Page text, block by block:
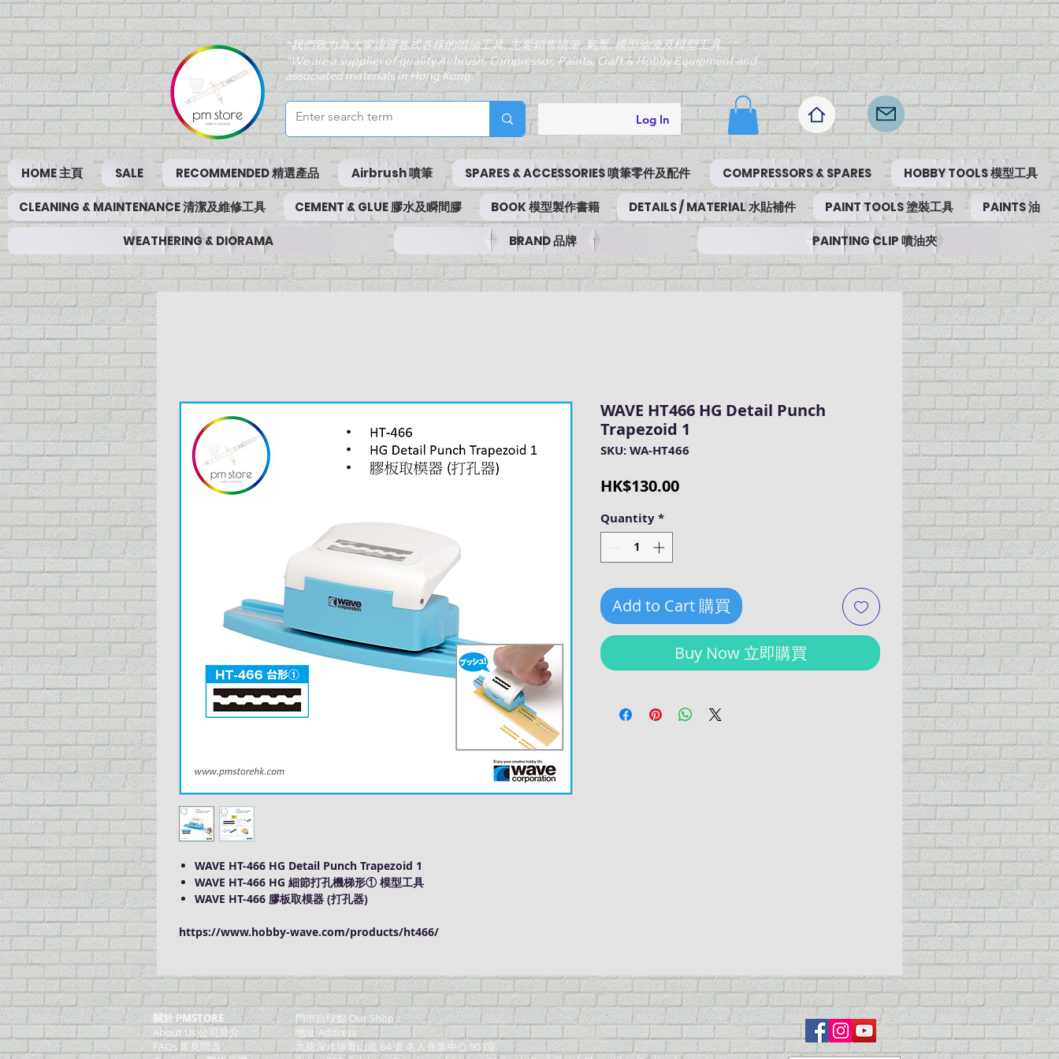
"我們致力為大家搜羅各式各樣的噴油工具, 主要銷售噴筆, 氣泵, 模型油漆及模型工具。"
"We are a supplier of quality Airbrush, Compressor, Paints, Craft & Hobby Equipment and
associated materials in Hong Kong."
Log In
HOME 主頁 SALE RECOMMENDED 精選產品 Airbrush 噴筆 SPARES & ACCESSORIES 噴筆零件及配件 COMPRESSORS & SPARES HOBBY TOOLS 模型工具
CLEANING & MAINTENANCE 清潔及維修工具 CEMENT & GLUE 膠水及瞬間膠 BOOK 模型製作書籍 DETAILS / MATERIAL 水貼補件 PAINT TOOLS 塗裝工具 PAINTS 油
WEATHERING & DIORAMA BRAND 品牌 PAINTING CLIP 噴油夾
WAVE HT-466 HG Detail Punch Trapezoid 1
WAVE HT-466 HG 細節打孔機梯形① 模型工具
WAVE HT-466 膠板取模器 (打孔器)
https://www.hobby-wave.com/products/ht466/
WAVE HT466 HG Detail Punch
Trapezoid 1
SKU: WA-HT466
HK$130.00Price
Quantity*
Add to Cart 購買
Buy Now 立即購買
關於 PMSTORE
About Us 公司簡介
FAQs 常見問題
門巿自取點 Our Shop：
地址 Address
九龍深水埗青山道 64 號 名人商業中心 903室